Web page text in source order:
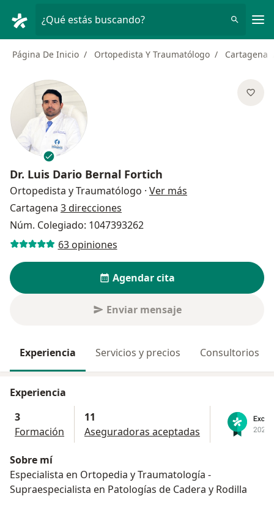
¿Qué estás buscando?
Página De Inicio Ortopedista Y Traumatólogo Cartagena
Dr. Luis Dario Bernal Fortich
Ortopedista y Traumatólogo · Ver más
Cartagena 3 direcciones
Núm. Colegiado: 1047393262
63 opiniones
Agendar cita
Enviar mensaje
Experiencia Servicios y precios Consultorios
Experiencia
3
Formación
11
Aseguradoras aceptadas
Sobre mí
Especialista en Ortopedia y Traumatología -
Supraespecialista en Patologías de Cadera y Rodilla